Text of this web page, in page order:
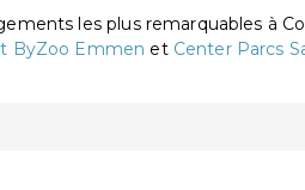
les plus remarquables à
ByZoo Emmen et Center Parcs